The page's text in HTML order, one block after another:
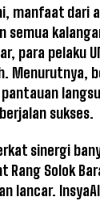
manfaat dari
semua
para pelaku
Menurutnya,
sukses.
sinergi
Rang Solok
lancar.